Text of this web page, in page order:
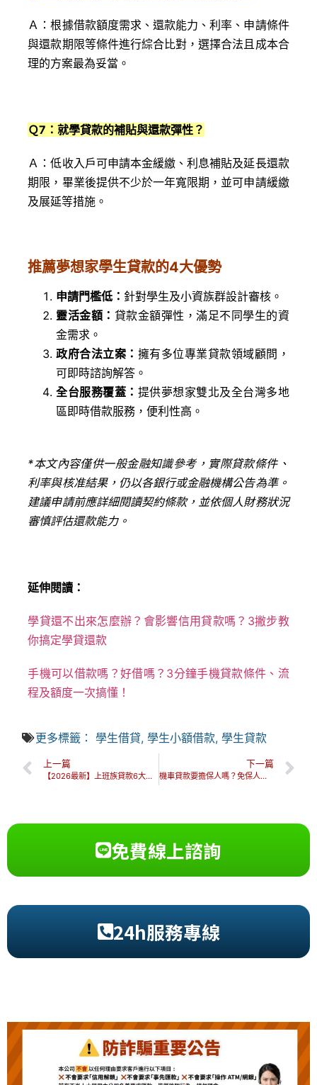
Ａ：根據借款額度需求、還款能力、利率、申請條件
與還款期限等條件進行綜合比對，選擇合法且成本合
理的方案最為妥當。
Ｑ7：就學貸款的補貼與還款彈性？
Ａ：低收入戶可申請本金緩繳、利息補貼及延長還款
期限，畢業後提供不少於一年寬限期，並可申請緩繳
及展延等措施。
推薦夢想家學生貸款的4大優勢
申請門檻低： 針對學生及小資族群設計審核。
靈活金額： 貸款金額彈性，滿足不同學生的資
金需求。
政府合法立案： 擁有多位專業貸款領域顧問，
可即時諮詢解答。
全台服務覆蓋： 提供夢想家雙北及全台灣多地
區即時借款服務，便利性高。
*本文內容僅供一般金融知識參考，實際貸款條件、
利率與核准結果，仍以各銀行或金融機構公告為準。
建議申請前應詳細閱讀契約條款，並依個人財務狀況
審慎評估還款能力。
延伸閱讀：
學貸還不出來怎麼辦？會影響信用貸款嗎？3撇步教
你搞定學貸還款
手機可以借款嗎？好借嗎？3分鐘手機貸款條件、流
程及額度一次搞懂！
更多標籤： 學生借貸,學生小額借款,學生貸款
上一篇
【2026最新】上班族貸款6大申辦管道、利率、額度等比較表
下一篇
機車貸款要擔保人嗎？免保人可以嗎？雲林小額借貸3優勢一次看！
免費線上諮詢
24h服務專線